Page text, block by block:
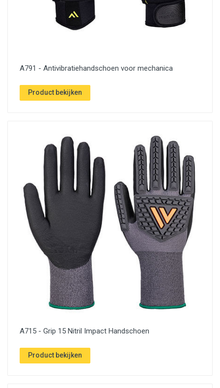
A791 - Antivibratiehandschoen voor mechanica
Product bekijken
A715 - Grip 15 Nitril Impact Handschoen
Product bekijken